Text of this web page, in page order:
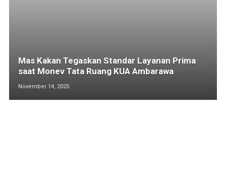
Mas Kakan Tegaskan Standar Layanan Prima
saat Monev Tata Ruang KUA Ambarawa
November 14, 2025